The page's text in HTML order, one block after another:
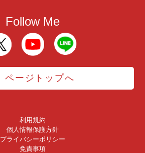
Follow Me
ページトップへ
利用規約
個人情報保護方針
プライバシーポリシー
免責事項